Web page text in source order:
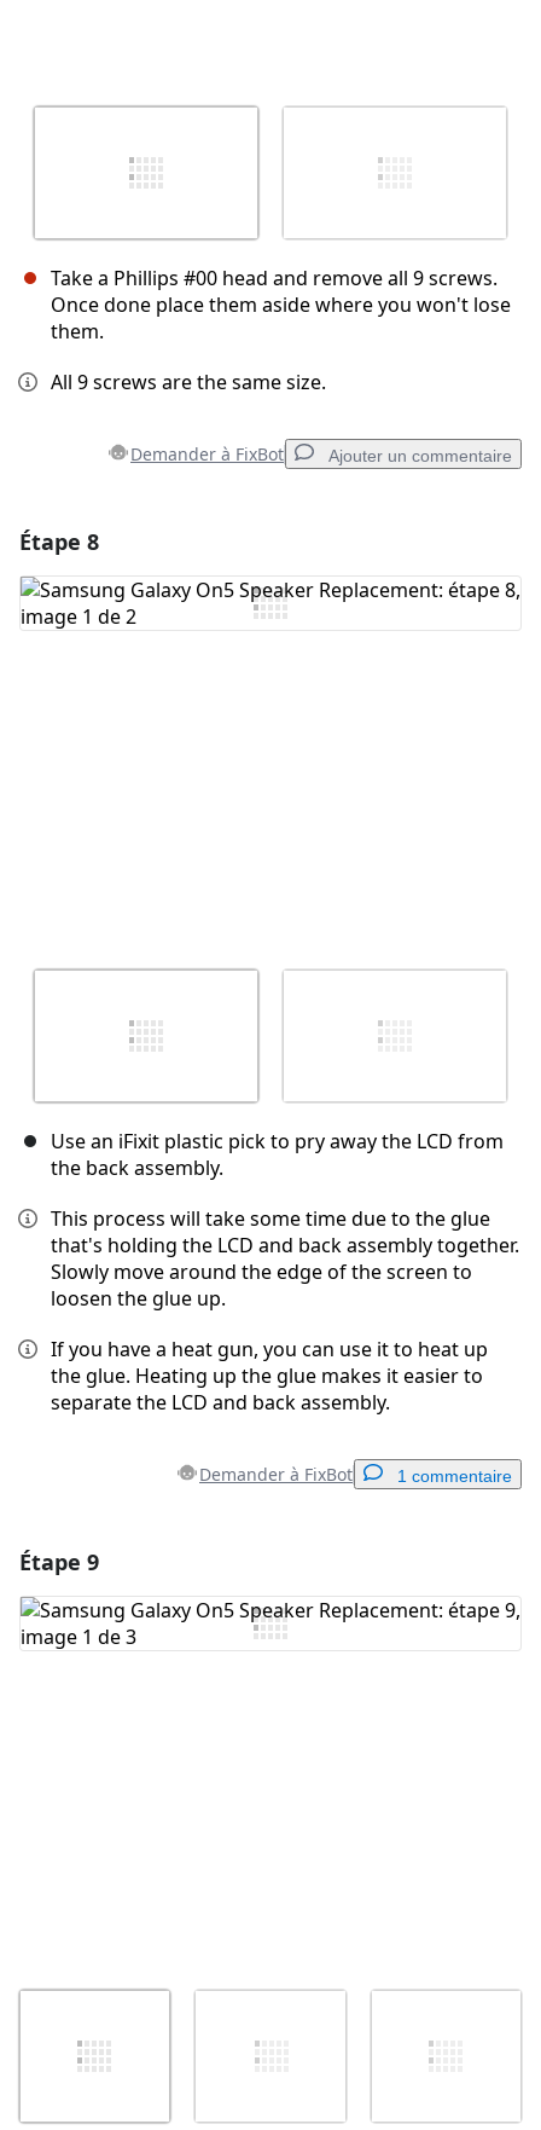
Take a Phillips #00 head and remove all 9 screws.
Once done place them aside where you won't lose
them.
All 9 screws are the same size.
Demander à FixBot Ajouter un commentaire
Ajouter un commentaire
Étape 8
Use an iFixit plastic pick to pry away the LCD from
the back assembly.
This process will take some time due to the glue
that's holding the LCD and back assembly together.
Slowly move around the edge of the screen to
loosen the glue up.
If you have a heat gun, you can use it to heat up
the glue. Heating up the glue makes it easier to
separate the LCD and back assembly.
Demander à FixBot 1 commentaire
Ajouter un commentaire
Étape 9